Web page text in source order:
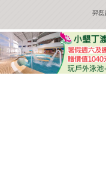
羿磊